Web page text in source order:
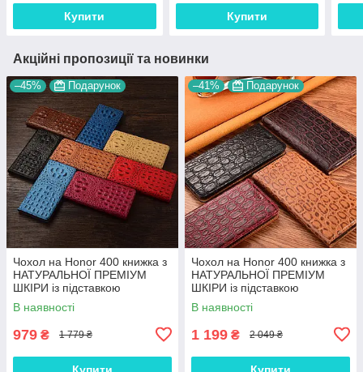
Купити Купити
Акційні пропозиції та новинки
–45% Подарунок
Чохол на Honor 400 книжка з
НАТУРАЛЬНОЇ ПРЕМІУМ
ШКІРИ із підставкою
протиударний магнітний 3D
"CROCOHEAD"
В наявності
979 ₴ 1 779 ₴
Купити
–41% Подарунок
Чохол на Honor 400 книжка з
НАТУРАЛЬНОЇ ПРЕМІУМ
ШКІРИ із підставкою
протиударний магнітний
"JACOSA"
В наявності
1 199 ₴ 2 049 ₴
Купити